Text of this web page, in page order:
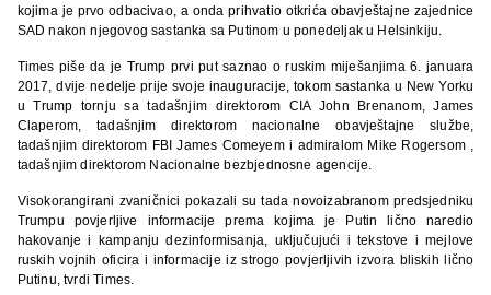
kojima je prvo odbacivao, a onda prihvatio otkrića obavještajne zajednice
SAD nakon njegovog sastanka sa Putinom u ponedeljak u Helsinkiju.
Times piše da je Trump prvi put saznao o ruskim miješanjima 6. januara
2017, dvije nedelje prije svoje inauguracije, tokom sastanka u New Yorku
u Trump tornju sa tadašnjim direktorom CIA John Brenanom, James
Claperom, tadašnjim direktorom nacionalne obavještajne službe,
tadašnjim direktorom FBI James Comeyem i admiralom Mike Rogersom ,
tadašnjim direktorom Nacionalne bezbjednosne agencije.
Visokorangirani zvaničnici pokazali su tada novoizabranom predsjedniku
Trumpu povjerljive informacije prema kojima je Putin lično naredio
hakovanje i kampanju dezinformisanja, uključujući i tekstove i mejlove
ruskih vojnih oficira i informacije iz strogo povjerljivih izvora bliskih lično
Putinu, tvrdi Times.